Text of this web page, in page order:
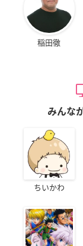
稲田徹
みんな
ちいかわ